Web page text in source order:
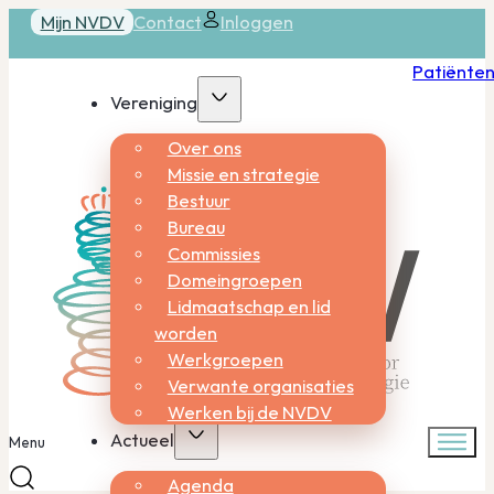
Mijn NVDV Contact Inloggen
Vereniging
Over ons
Missie en strategie
Bestuur
Bureau
Commissies
Domeingroepen
Lidmaatschap en lid
worden
Werkgroepen
Verwante organisaties
Werken bij de NVDV
Actueel
Agenda
Menu